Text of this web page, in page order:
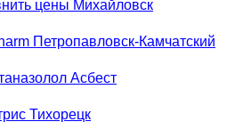
цены Михайловск
Петропавловск-Камчатский
Асбест
Тихорецк